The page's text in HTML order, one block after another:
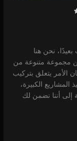
نحن هنا
مجموعة متنوعة من
الأمر يتعلق بتركيب
المشاريع الكبيرة،
إلى أننا نضمن لك